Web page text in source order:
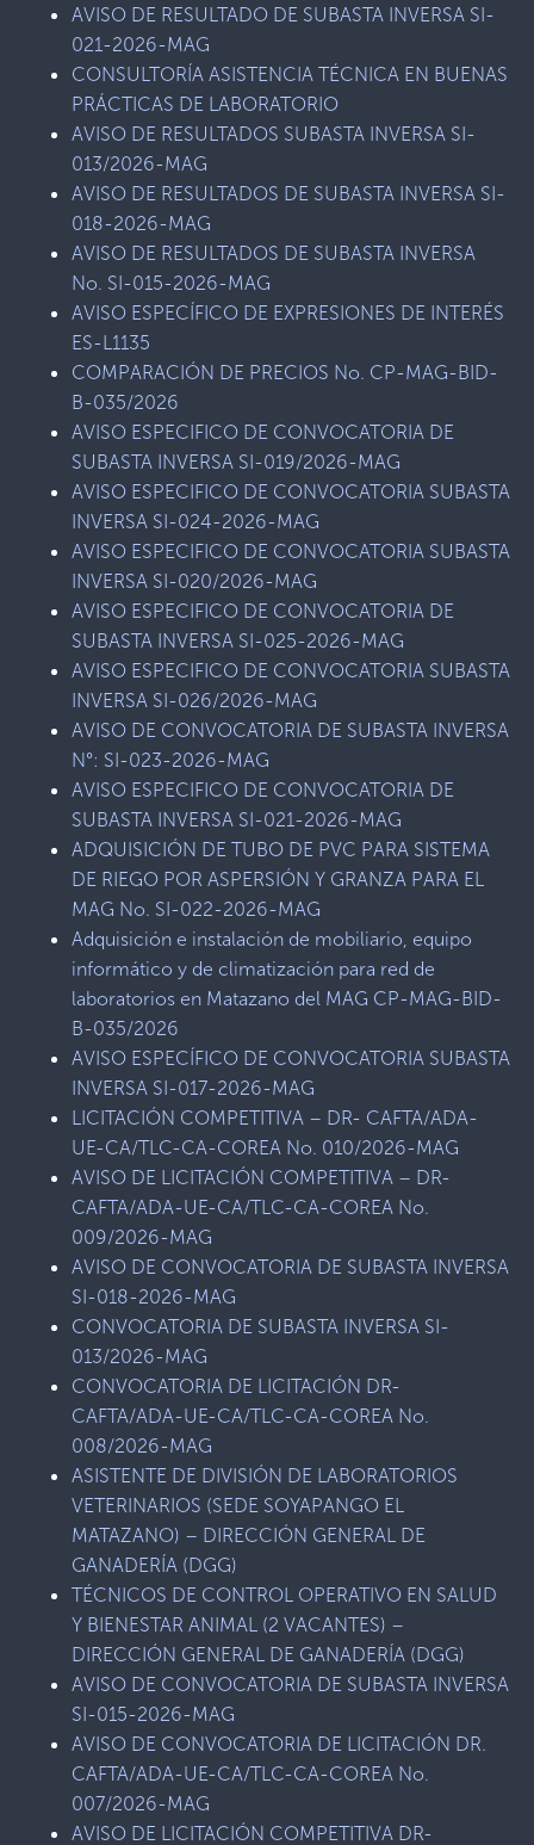
AVISO DE RESULTADO DE SUBASTA INVERSA SI-
021-2026-MAG
CONSULTORÍA ASISTENCIA TÉCNICA EN BUENAS
PRÁCTICAS DE LABORATORIO
AVISO DE RESULTADOS SUBASTA INVERSA SI-
013/2026-MAG
AVISO DE RESULTADOS DE SUBASTA INVERSA SI-
018-2026-MAG
AVISO DE RESULTADOS DE SUBASTA INVERSA
No. SI-015-2026-MAG
AVISO ESPECÍFICO DE EXPRESIONES DE INTERÉS
ES-L1135
COMPARACIÓN DE PRECIOS No. CP-MAG-BID-
B-035/2026
AVISO ESPECIFICO DE CONVOCATORIA DE
SUBASTA INVERSA SI-019/2026-MAG
AVISO ESPECIFICO DE CONVOCATORIA SUBASTA
INVERSA SI-024-2026-MAG
AVISO ESPECIFICO DE CONVOCATORIA SUBASTA
INVERSA SI-020/2026-MAG
AVISO ESPECIFICO DE CONVOCATORIA DE
SUBASTA INVERSA SI-025-2026-MAG
AVISO ESPECIFICO DE CONVOCATORIA SUBASTA
INVERSA SI-026/2026-MAG
AVISO DE CONVOCATORIA DE SUBASTA INVERSA
N°: SI-023-2026-MAG
AVISO ESPECIFICO DE CONVOCATORIA DE
SUBASTA INVERSA SI-021-2026-MAG
ADQUISICIÓN DE TUBO DE PVC PARA SISTEMA
DE RIEGO POR ASPERSIÓN Y GRANZA PARA EL
MAG No. SI-022-2026-MAG
Adquisición e instalación de mobiliario, equipo
informático y de climatización para red de
laboratorios en Matazano del MAG CP-MAG-BID-
B-035/2026
AVISO ESPECÍFICO DE CONVOCATORIA SUBASTA
INVERSA SI-017-2026-MAG
LICITACIÓN COMPETITIVA – DR- CAFTA/ADA-
UE-CA/TLC-CA-COREA No. 010/2026-MAG
AVISO DE LICITACIÓN COMPETITIVA – DR-
CAFTA/ADA-UE-CA/TLC-CA-COREA No.
009/2026-MAG
AVISO DE CONVOCATORIA DE SUBASTA INVERSA
SI-018-2026-MAG
CONVOCATORIA DE SUBASTA INVERSA SI-
013/2026-MAG
CONVOCATORIA DE LICITACIÓN DR-
CAFTA/ADA-UE-CA/TLC-CA-COREA No.
008/2026-MAG
ASISTENTE DE DIVISIÓN DE LABORATORIOS
VETERINARIOS (SEDE SOYAPANGO EL
MATAZANO) – DIRECCIÓN GENERAL DE
GANADERÍA (DGG)
TÉCNICOS DE CONTROL OPERATIVO EN SALUD
Y BIENESTAR ANIMAL (2 VACANTES) –
DIRECCIÓN GENERAL DE GANADERÍA (DGG)
AVISO DE CONVOCATORIA DE SUBASTA INVERSA
SI-015-2026-MAG
AVISO DE CONVOCATORIA DE LICITACIÓN DR.
CAFTA/ADA-UE-CA/TLC-CA-COREA No.
007/2026-MAG
AVISO DE LICITACIÓN COMPETITIVA DR-